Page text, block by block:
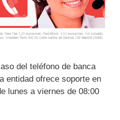
del teléfono de banca
entidad ofrece soporte en
lunes a viernes de 08:00